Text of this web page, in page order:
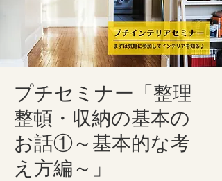
プチセミナー「整理
整頓・収納の基本の
お話①～基本的な考
え方編～」